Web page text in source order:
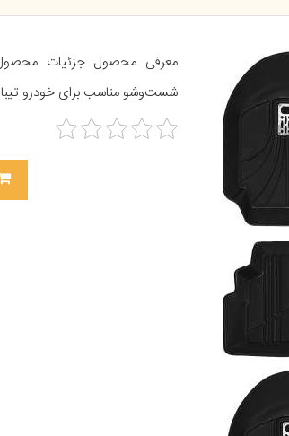
شست‌وشو مناسب برای خودرو تیبا ۲ سایر توضیحات […]